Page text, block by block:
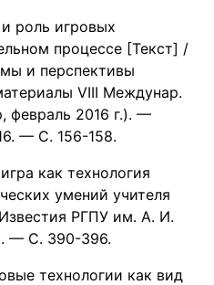
роль игровых
процессе [Текст] /
и перспективы
VIII Междунар.
февраль 2016 г.). —
— С. 156-158.
как технология
умений учителя
РГПУ им. А. И.
— С. 390-396.
технологии как вид